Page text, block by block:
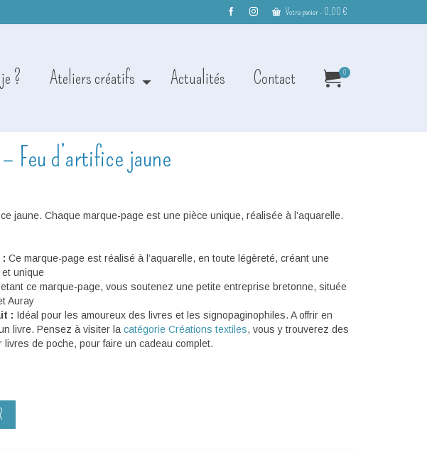
Votre panier- 0,00 €
? Ateliers créatifs Actualités Contact 0
Feu d’artifice jaune
jaune. Chaque marque-page est une pièce unique, réalisée à l’aquarelle.
: Ce marque-page est réalisé à l’aquarelle, en toute légèreté, créant une
unique
ce marque-page, vous soutenez une petite entreprise bretonne, située
Auray
: Idéal pour les amoureux des livres et les signopaginophiles. A offrir en
livre. Pensez à visiter la catégorie Créations textiles, vous y trouverez des
livres de poche, pour faire un cadeau complet.